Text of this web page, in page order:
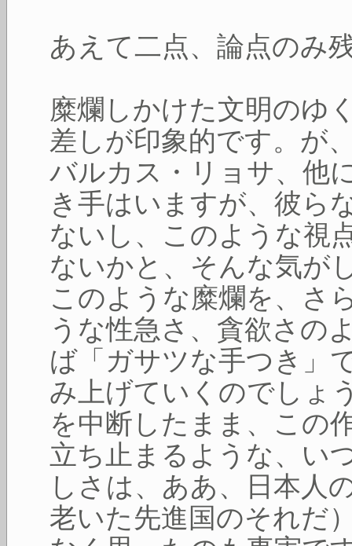
あえて二点、論点のみ
糜爛しかけた文明のゆ
差しが印象的です。が
バルカス・リョサ、他
き手はいますが、彼ら
ないし、このような視
ないかと、そんな気が
このような糜爛を、さ
うな性急さ、貪欲さの
ば「ガサツな手つき」
み上げていくのでしょ
を中断したまま、この
立ち止まるような、い
しさは、ああ、日本人
老いた先進国のそれだ